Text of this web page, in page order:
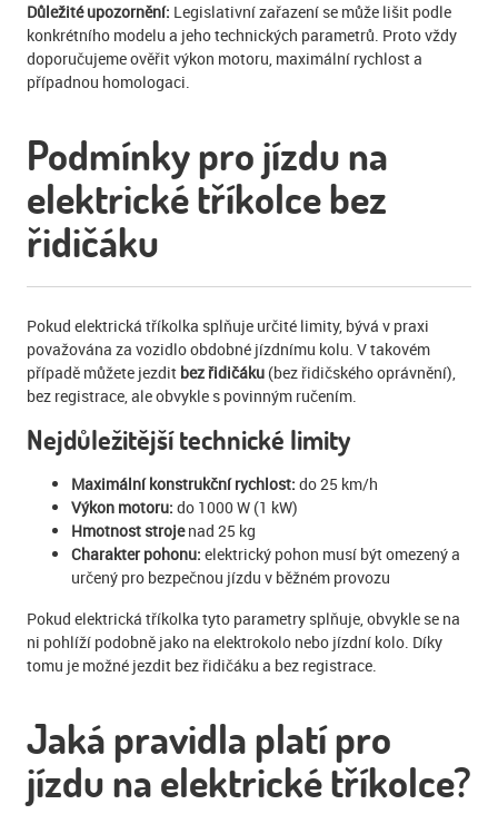
Důležité upozornění: Legislativní zařazení se může lišit podle
konkrétního modelu a jeho technických parametrů. Proto vždy
doporučujeme ověřit výkon motoru, maximální rychlost a
případnou homologaci.
Podmínky pro jízdu na
elektrické tříkolce bez
řidičáku
Pokud elektrická tříkolka splňuje určité limity, bývá v praxi
považována za vozidlo obdobné jízdnímu kolu. V takovém
případě můžete jezdit bez řidičáku (bez řidičského oprávnění),
bez registrace, ale obvykle s povinným ručením.
Nejdůležitější technické limity
Maximální konstrukční rychlost: do 25 km/h
Výkon motoru: do 1000 W (1 kW)
Hmotnost strojenad 25 kg
Charakter pohonu: elektrický pohon musí být omezený a
určený pro bezpečnou jízdu v běžném provozu
Pokud elektrická tříkolka tyto parametry splňuje, obvykle se na
ni pohlíží podobně jako na elektrokolo nebo jízdní kolo. Díky
tomu je možné jezdit bez řidičáku a bez registrace.
Jaká pravidla platí pro
jízdu na elektrické tříkolce?